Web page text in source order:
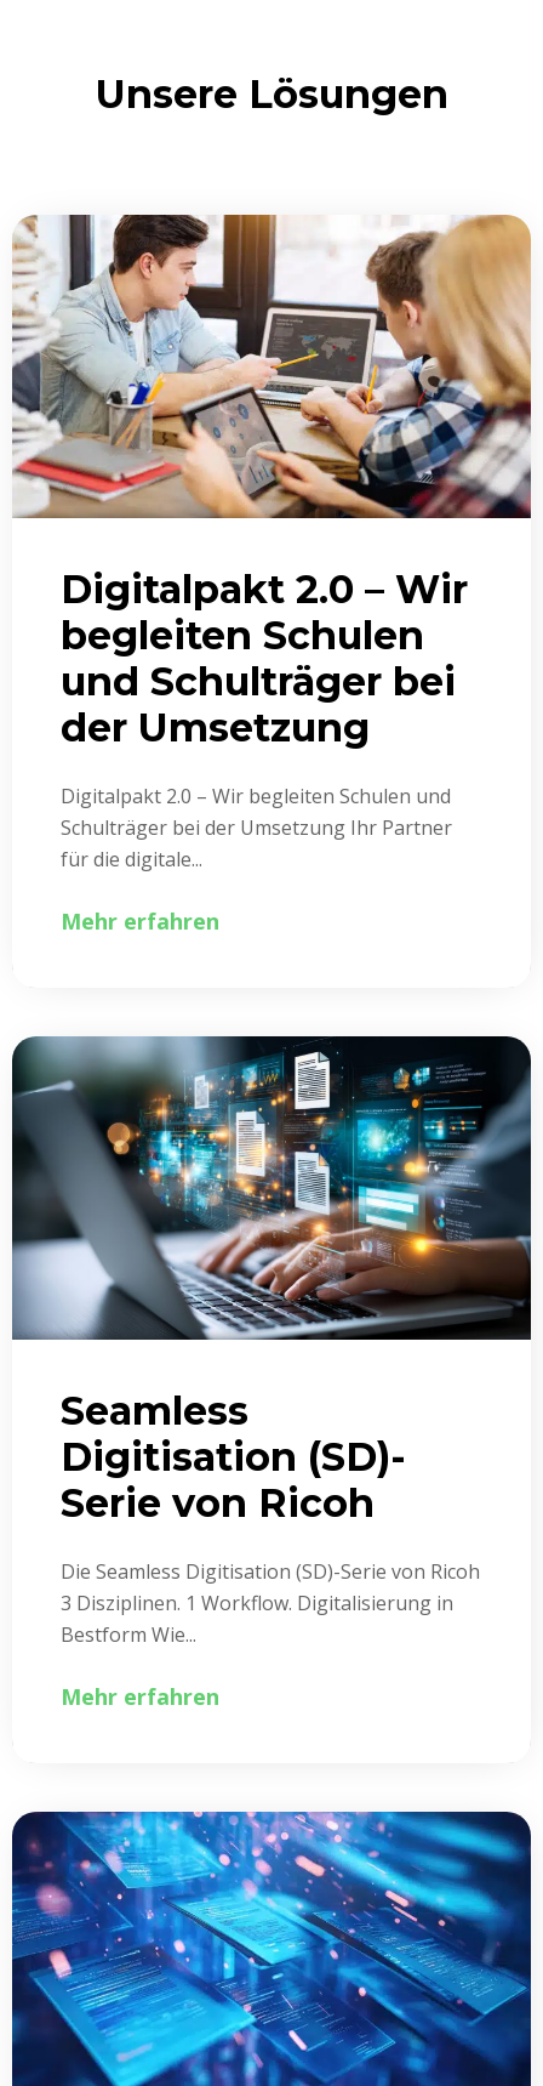
Unsere Lösungen
Digitalpakt 2.0 – Wir
begleiten Schulen
und Schulträger bei
der Umsetzung
Digitalpakt 2.0 – Wir begleiten Schulen und
Schulträger bei der Umsetzung Ihr Partner
für die digitale...
Mehr erfahren
Seamless
Digitisation (SD)-
Serie von Ricoh
Die Seamless Digitisation (SD)-Serie von Ricoh
3 Disziplinen. 1 Workflow. Digitalisierung in
Bestform Wie...
Mehr erfahren